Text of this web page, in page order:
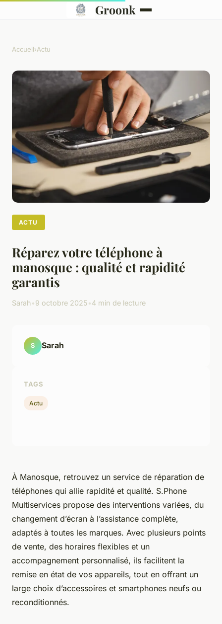
Groonk
Accueil›Actu
ACTU
Réparez votre téléphone à
manosque : qualité et rapidité
garantis
Sarah•9 octobre 2025•4 min de lecture
À Manosque, retrouvez un service de réparation de
téléphones qui allie rapidité et qualité. S.Phone
Multiservices propose des interventions variées, du
changement d’écran à l’assistance complète,
adaptés à toutes les marques. Avec plusieurs points
de vente, des horaires flexibles et un
accompagnement personnalisé, ils facilitent la
remise en état de vos appareils, tout en offrant un
large choix d’accessoires et smartphones neufs ou
reconditionnés.
S Sarah
TAGS
Actu